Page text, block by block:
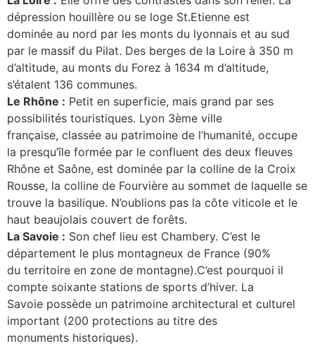
dépression houillère ou se loge St.Etienne est
dominée au nord par les monts du lyonnais et au sud
par le massif du Pilat. Des berges de la Loire à 350 m
d’altitude, au monts du Forez à 1634 m d’altitude,
s’étalent 136 communes.
Le Rhône : Petit en superficie, mais grand par ses
possibilités touristiques. Lyon 3ème ville
française, classée au patrimoine de l’humanité, occupe
la presqu’île formée par le confluent des deux fleuves
Rhône et Saône, est dominée par la colline de la Croix
Rousse, la colline de Fourvière au sommet de laquelle se
trouve la basilique. N’oublions pas la côte viticole et le
haut beaujolais couvert de forêts.
La Savoie : Son chef lieu est Chambery. C’est le
département le plus montagneux de France (90%
du territoire en zone de montagne).C’est pourquoi il
compte soixante stations de sports d’hiver. La
Savoie possède un patrimoine architectural et culturel
important (200 protections au titre des
monuments historiques).